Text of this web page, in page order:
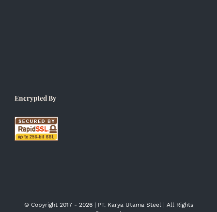
Encrypted By
© Copyright 2017 - 2026 | PT. Karya Utama Steel | All Rights